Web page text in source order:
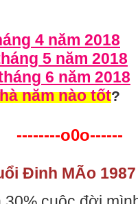
4 năm 2018
5 năm 2018
6 năm 2018
năm nào tốt?
--------o0o------
Đinh MÃo